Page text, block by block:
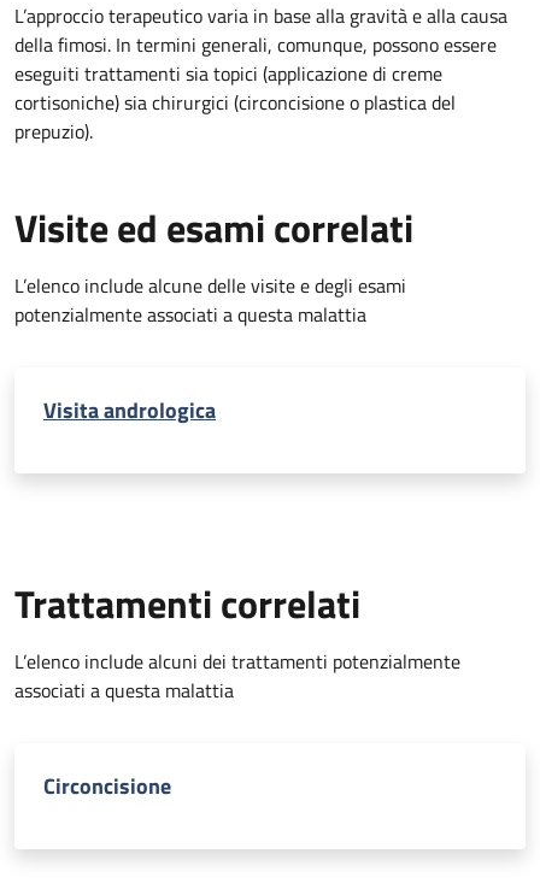
L’approccio terapeutico varia in base alla gravità e alla causa
della fimosi. In termini generali, comunque, possono essere
eseguiti trattamenti sia topici (applicazione di creme
cortisoniche) sia chirurgici (circoncisione o plastica del
prepuzio).
Visite ed esami correlati
L’elenco include alcune delle visite e degli esami
potenzialmente associati a questa malattia
Visita andrologica
Trattamenti correlati
L’elenco include alcuni dei trattamenti potenzialmente
associati a questa malattia
Circoncisione